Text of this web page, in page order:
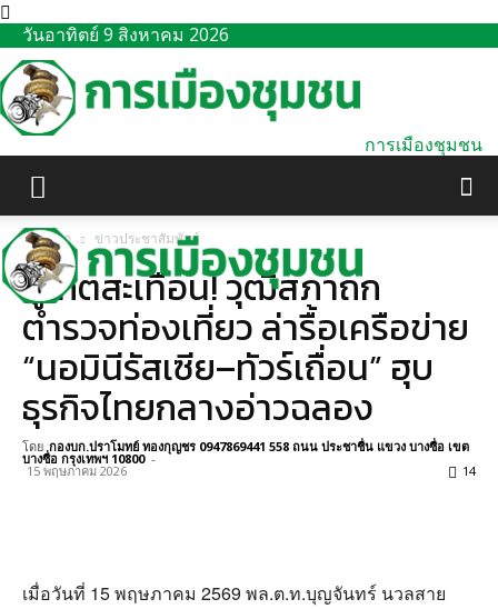
วันอาทิตย์ 9 สิงหาคม 2026
การเมืองชุมชน
หน้าแรก ข่าวประชาสัมพันธ์
ภูเก็ตสะเทือน! วุฒิสภาถก
ตำรวจท่องเที่ยว ล่ารื้อเครือข่าย
“นอมินีรัสเซีย–ทัวร์เถื่อน” ฮุบ
ธุรกิจไทยกลางอ่าวฉลอง
โดย กองบก.ปราโมทย์ ทองกุญชร 0947869441 558 ถนน ประชาชื่น แขวง บางซื่อ เขต
บางซื่อ กรุงเทพฯ 10800 -
15 พฤษภาคม 2026 14
เมื่อวันที่ 15 พฤษภาคม 2569 พล.ต.ท.บุญจันทร์ นวลสาย